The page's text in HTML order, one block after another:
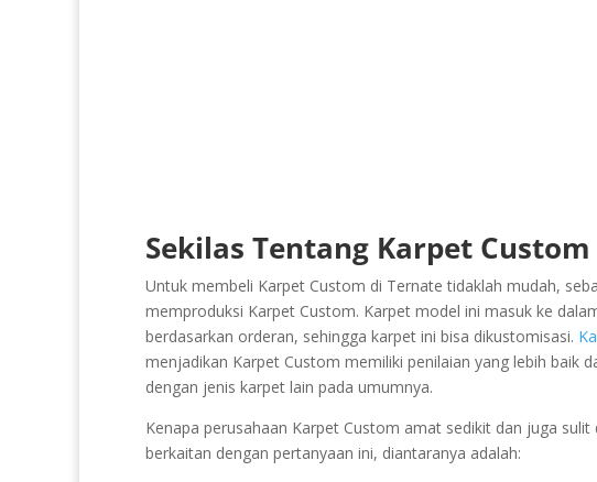
Sekilas Tentang Karpet
Untuk membeli Karpet Custom di Ternate tidaklah mudah,
memproduksi Karpet Custom. Karpet model ini masuk ke
berdasarkan orderan, sehingga karpet ini bisa dikustomisasi.
menjadikan Karpet Custom memiliki penilaian yang lebih baik
dengan jenis karpet lain pada umumnya.
Kenapa perusahaan Karpet Custom amat sedikit dan juga
berkaitan dengan pertanyaan ini, diantaranya adalah: